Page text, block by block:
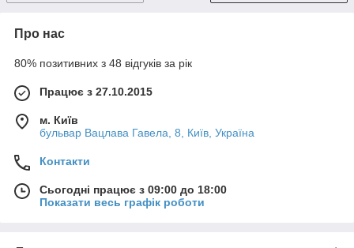
Про нас
80% позитивних з 48 відгуків за рік
Працює з 27.10.2015
м. Київ
бульвар Вацлава Гавела, 8, Київ, Україна
Контакти
Сьогодні працює з 09:00 до 18:00
Показати весь графік роботи